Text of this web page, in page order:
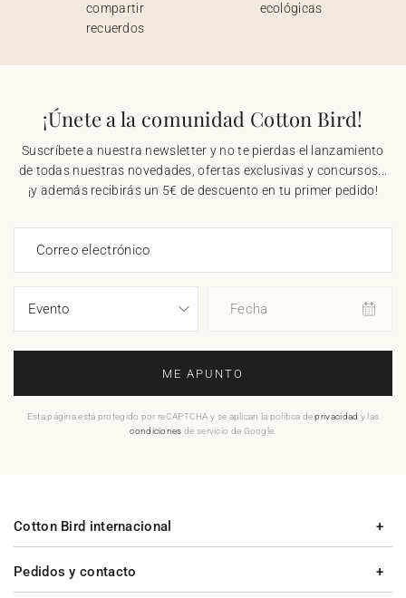
compartir
recuerdos
ecológicas
¡Únete a la comunidad Cotton Bird!
Suscríbete a nuestra newsletter y no te pierdas el lanzamiento
de todas nuestras novedades, ofertas exclusivas y concursos...
¡y además recibirás un 5€ de descuento en tu primer pedido!
Correo electrónico
Fecha
ME APUNTO
Esta página está protegido por reCAPTCHA y se aplican la política deprivacidad y las
condiciones de servicio de Google.
Pedidos y contacto
Cotton Bird internacional